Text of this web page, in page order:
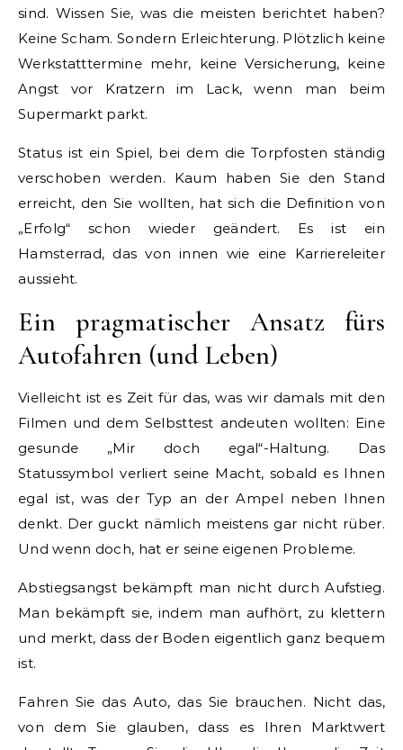
sind. Wissen Sie, was die meisten berichtet haben?
Keine Scham. Sondern Erleichterung. Plötzlich keine
Werkstatttermine mehr, keine Versicherung, keine
Angst vor Kratzern im Lack, wenn man beim
Supermarkt parkt.
Status ist ein Spiel, bei dem die Torpfosten ständig
verschoben werden. Kaum haben Sie den Stand
erreicht, den Sie wollten, hat sich die Definition von
„Erfolg“ schon wieder geändert. Es ist ein
Hamsterrad, das von innen wie eine Karriereleiter
aussieht.
Ein pragmatischer Ansatz fürs
Autofahren (und Leben)
Vielleicht ist es Zeit für das, was wir damals mit den
Filmen und dem Selbsttest andeuten wollten: Eine
gesunde „Mir doch egal“-Haltung. Das
Statussymbol verliert seine Macht, sobald es Ihnen
egal ist, was der Typ an der Ampel neben Ihnen
denkt. Der guckt nämlich meistens gar nicht rüber.
Und wenn doch, hat er seine eigenen Probleme.
Abstiegsangst bekämpft man nicht durch Aufstieg.
Man bekämpft sie, indem man aufhört, zu klettern
und merkt, dass der Boden eigentlich ganz bequem
ist.
Fahren Sie das Auto, das Sie brauchen. Nicht das,
von dem Sie glauben, dass es Ihren Marktwert